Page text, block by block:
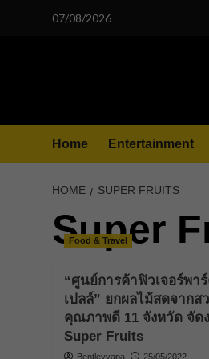
07/08/2026
Home Entertainment
HOME SUPER FRUITS
Super
Food & Travel
“ศูนย์การค้าฟิวเจอร์พา
เปลล์” ยกผลไม้สดจากส
คุณภาพดี 11 จังหวัด จัด
Super Fruits
Bentleyyapa 25/05/2022